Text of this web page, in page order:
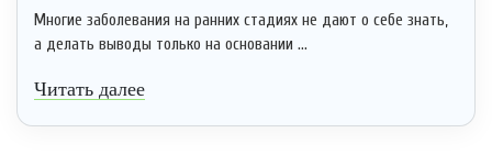
Многие заболевания на ранних стадиях не дают о себе знать,
а делать выводы только на основании ...
Читать далее